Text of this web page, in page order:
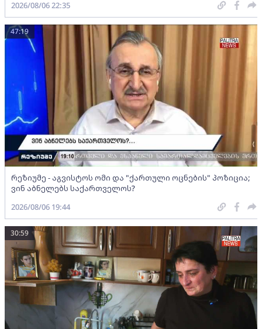
2026/08/06 22:35
რეზიუმე - აგვისტოს ომი და "ქართული ოცნების" პოზიცია;
ვინ აბნელებს საქართველოს?
47:19
2026/08/06 19:44
30:59